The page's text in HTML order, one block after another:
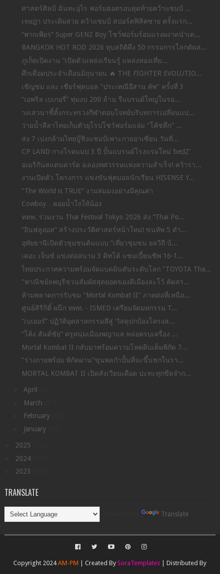
ศาสตร์ศิลป์ ฉันทะอุไร ฟอร์มฮอตรอบสุดท้ายคว้าแชมป์ ...
เจษฎา ประเดิมสวย คว้าแชมป์ สปอร์ตฟิสิคชาย ครั้งแรก...
“พากเพียร” Super GENZ Boy โชว์ฟอร์มร้อนแรงผงาดนำเด...
BANGKOK HOT ROD 2026 ทุบสถิติดึง 50 กรรมการโลกตัดส...
ภูเก็ตเปิดงาน “เปิดตัวแหล่งเรียนรู้ แหล่งท่องเที่ย...
ศึกเดือดประจำเดือนมิถุนายน 🔥 THE FIGHTER EVOLUTIO...
เชิญชม และ เชียร์ฟุตบอล "ประเพณีอีสาน คัพ" ครั้งที่ 3
“เอพริล เบเกอรี่” ทุ่มงบ 200 ล้าน รีแบรนด์ใหญ่ในรอ...
วงเสวนาชี้ตั้งกระทรวงกีฬาตอบโจทย์บริบทการเปลี่ยนแป...
ว่ายน้ำลีลาไทยเก็บตัวยุโรปโชว์ฟอร์มแจ่ม "โค้ชตึก" ...
ส่ง 7 เบ่งกล้ามไทยบู๊ชิงแชมป์เพาะกายอาเซียน วันที่...
CP LAND กางโรดแมป 3 ปี ปั้นแบรนด์โรงแรมใหม่ ‘bedZ’
อเมริกันสแตนดาร์ด ฉลองทศวรรษแห่งความสำเร็จ! คว้ารา...
งานเปิดตัว โครงการ แข่งขันฟุตบอลนักเรียน HISENSE Y...
“The World is TRUE” งามสมมงอย่างมีคุณค่า
Cowboy…คอยน้ำใจให้น้อง
ททท. ร่วมงาน Thai Festival Tokyo 2026 ส่ง “Thai Po...
“อินฟลูออส” สร้างประวัติศาสตร์หน้าใหม่! ขนทัพ 5 ตำ...
อุทัยธานีเปิดตัวชุมชนต้นแบบ “เที่ยวชุมชน ยลวิถี บ้...
เดอะ เจ็นซ์ แข่งต่อสนาม 3 ดิทโต้ แชมเปี้ยนชิพ 16-1...
ไทยประกาศความพร้อมจัดแบดมินตันระดับโลก "TOYOTA Tha...
"พาณิชย์ลพบุรีชวนสัมผัสสุดยอดของดีเมืองละโว้ คัดสร...
ห้ามพลาดการรับชม "Mortal Kombat II" ภาคต่อที่เหนือ...
ศูนย์สิริกิติ์ ผนึก ททท. - ISMED เตรียมจัดมหกรรม T...
“เบเยอร์” ปฏิวัติอุตสาหกรรมสีสู่ ‘วัสดุปกป้องโครงส...
“โต้ง สันต์ชัย” ครูหนุ่มเมืองพญาแล หล่อครบเครื่อง ...
Mortal Kombat II กลับมาพร้อมความโหดดิบเต็มพิกัด 7...
"ร่างกายพร้อม พิกัดผ่าน"ขุนพลกำปั้นที่จะขึ้นชกในรา...
MORTAL KOMBAT II เปิดสังเวียนเดือด ปะทะทุกขีดจำก...
April
March
February
January
2025
2024
2023
TRANSLATE
Translate
Copyright 2024AM-PM | Created BySoraTemplates | Distributed By